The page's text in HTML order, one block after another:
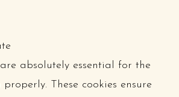
absolutely essential for the
These cookies ensure